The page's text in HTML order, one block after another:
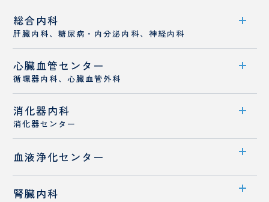
総合内科
肝臓内科、糖尿病・内分泌内科、神経内科
診療科案内
医師紹介
心臓血管センター
循環器内科、心臓血管外科
センター案内
心臓血管外科
消化器内科
消化器センター
センター案内
医師紹介
血液浄化センター
センター案内
腎臓内科